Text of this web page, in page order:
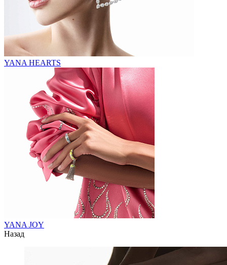
YANA HEARTS
YANA JOY
Назад